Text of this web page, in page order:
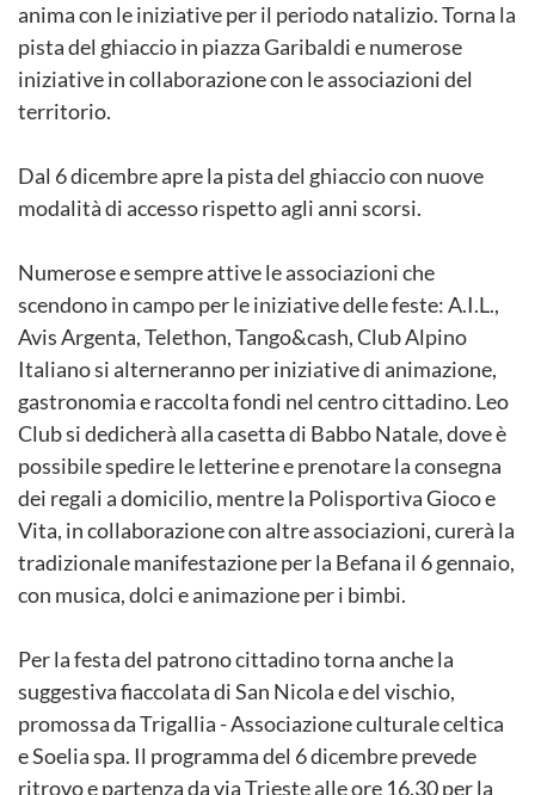
anima con le iniziative per il periodo natalizio. Torna la
pista del ghiaccio in piazza Garibaldi e numerose
iniziative in collaborazione con le associazioni del
territorio.
Dal 6 dicembre apre la pista del ghiaccio con nuove
modalità di accesso rispetto agli anni scorsi.
Numerose e sempre attive le associazioni che
scendono in campo per le iniziative delle feste: A.I.L.,
Avis Argenta, Telethon, Tango&cash, Club Alpino
Italiano si alterneranno per iniziative di animazione,
gastronomia e raccolta fondi nel centro cittadino. Leo
Club si dedicherà alla casetta di Babbo Natale, dove è
possibile spedire le letterine e prenotare la consegna
dei regali a domicilio, mentre la Polisportiva Gioco e
Vita, in collaborazione con altre associazioni, curerà la
tradizionale manifestazione per la Befana il 6 gennaio,
con musica, dolci e animazione per i bimbi.
Per la festa del patrono cittadino torna anche la
suggestiva fiaccolata di San Nicola e del vischio,
promossa da Trigallia - Associazione culturale celtica
e Soelia spa. Il programma del 6 dicembre prevede
ritrovo e partenza da via Trieste alle ore 16.30 per la